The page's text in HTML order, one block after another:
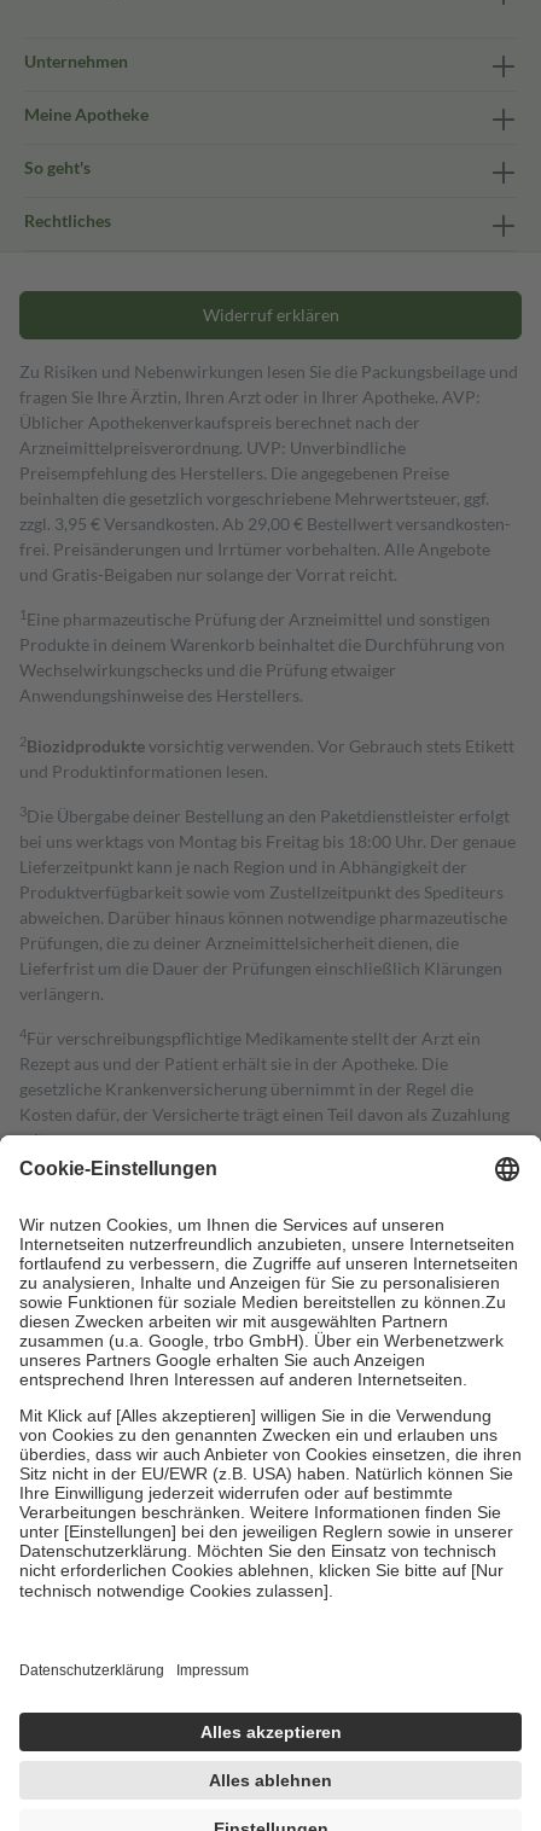
Unternehmen
Meine Apotheke
So geht's
Rechtliches
Widerruf erklären
Zu Risiken und Nebenwirkungen lesen Sie die Packungsbeilage und
fragen Sie Ihre Ärztin, Ihren Arzt oder in Ihrer Apotheke. AVP:
Üblicher Apothekenverkaufspreis berechnet nach der
Arzneimittelpreisverordnung. UVP: Unverbindliche
Preisempfehlung des Herstellers. Die angegebenen Preise
beinhalten die gesetzlich vorgeschriebene Mehrwertsteuer, ggf.
zzgl. 3,95 € Versandkosten. Ab 29,00 € Bestell­wert versand­kosten­
frei. Preisänderungen und Irrtümer vorbehalten. Alle Angebote
und Gratis-Beigaben nur solange der Vorrat reicht.
1 Eine pharmazeutische Prüfung der Arzneimittel und sonstigen
Produkte in deinem Warenkorb beinhaltet die Durchführung von
Wechselwirkungschecks und die Prüfung etwaiger
Anwendungshinweise des Herstellers.
2Biozidproduktevorsichtig verwenden. Vor Gebrauch stets Etikett
und Produktinformationen lesen.
3Die Übergabe deiner Bestellung an den Paketdienstleister erfolgt
bei uns werktags von Montag bis Freitag bis 18:00 Uhr. Der genaue
Lieferzeitpunkt kann je nach Region und in Abhängigkeit der
Produktverfügbarkeit sowie vom Zustellzeitpunkt des Spediteurs
abweichen. Darüber hinaus können notwendige pharmazeutische
Prüfungen, die zu deiner Arzneimittelsicherheit dienen, die
Lieferfrist um die Dauer der Prüfungen einschließlich Klärungen
verlängern.
4Für verschreibungspflichtige Medikamente stellt der Arzt ein
Rezept aus und der Patient erhält sie in der Apotheke. Die
gesetzliche Krankenversicherung übernimmt in der Regel die
Kosten dafür, der Versicherte trägt einen Teil davon als Zuzahlung
mit.
Grundsätzlich leisten Mitglieder Zuzahlungen in Höhe von zehn
höchstens zehn Euro.
Es sind jedoch nie mehr als die tatsächlichen
Kosten der Leistung zu entrichten.
Diese Regeln gelten grundsätzlich auch für Online-Apotheken.
Bei Heilmitteln und häuslicher Krankenpflege beträgt die
Zuzahlung zehn Prozent der Kosten sowie zehn Euro je
Verordnung.
Um das Engagement der Versicherten für ihre eigene Gesundheit zu
stärken und die besondere Stellung der Familie zu unterstützen,
fallenkeine Zuzahlungenan bei:
• Kindern und Jugendlichen bis zum vollendeten 18. Lebensjahr
mit Ausnahme der Fahrkosten
• Untersuchungen zur Vorsorge und Früherkennung, die von der
GKV getragen werden
• empfohlenen Schutzimpfungen
• Harn- und Blutteststreifen
getroffen, um sicherzustellen, dass es sich um echte Bewertungen
https://help.etrusted.com/hc/de/articles/4419944605341
Einige Bilder und Inhalte wurden unter Zuhilfenahme künstlicher